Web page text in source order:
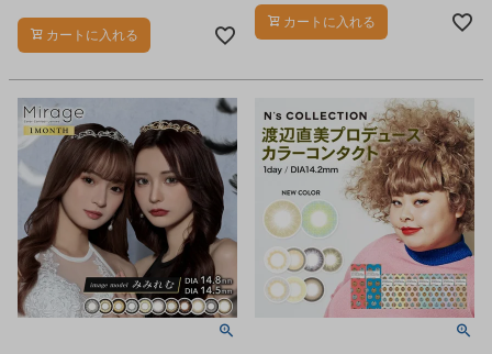
カートに入れる
するカラコンです。
カートに入れる